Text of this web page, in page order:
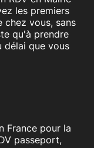
les premiers
chez vous, sans
qu'à prendre
délai que vous
France pour la
passeport,